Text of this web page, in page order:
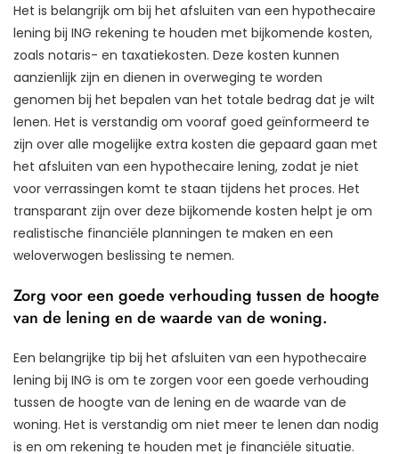
Het is belangrijk om bij het afsluiten van een hypothecaire
lening bij ING rekening te houden met bijkomende kosten,
zoals notaris- en taxatiekosten. Deze kosten kunnen
aanzienlijk zijn en dienen in overweging te worden
genomen bij het bepalen van het totale bedrag dat je wilt
lenen. Het is verstandig om vooraf goed geïnformeerd te
zijn over alle mogelijke extra kosten die gepaard gaan met
het afsluiten van een hypothecaire lening, zodat je niet
voor verrassingen komt te staan tijdens het proces. Het
transparant zijn over deze bijkomende kosten helpt je om
realistische financiële planningen te maken en een
weloverwogen beslissing te nemen.
Zorg voor een goede verhouding tussen de hoogte
van de lening en de waarde van de woning.
Een belangrijke tip bij het afsluiten van een hypothecaire
lening bij ING is om te zorgen voor een goede verhouding
tussen de hoogte van de lening en de waarde van de
woning. Het is verstandig om niet meer te lenen dan nodig
is en om rekening te houden met je financiële situatie.